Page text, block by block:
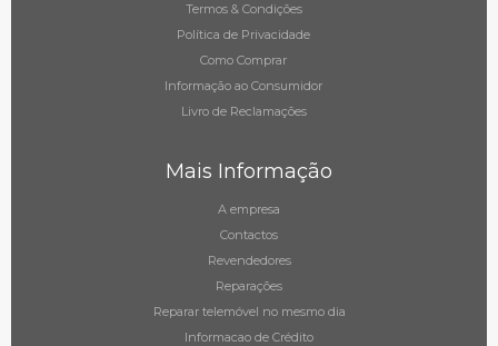
Termos & Condições
Política de Privacidade
Como Comprar
Informação ao Consumidor
Livro de Reclamações
Mais Informação
A empresa
Contactos
Revendedores
Reparações
Reparar telemóvel no mesmo dia
Informacao de Crédito